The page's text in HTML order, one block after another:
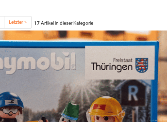
Letzter » 17Artikel in dieser Kategorie